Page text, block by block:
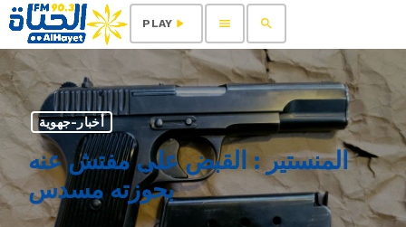
search
menu
play_arrow
PLAY
أخبار-جهوية
المنستير : القبض على مفتش عنه
بحوزته مسدس